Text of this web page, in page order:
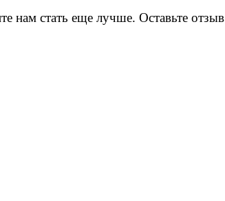
нам стать еще лучше. Оставьте